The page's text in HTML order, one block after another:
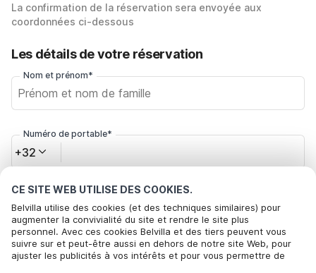
CE SITE WEB UTILISE DES COOKIES.
Belvilla utilise des cookies (et des techniques similaires) pour
augmenter la convivialité du site et rendre le site plus
personnel. Avec ces cookies Belvilla et des tiers peuvent vous
suivre sur et peut-être aussi en dehors de notre site Web, pour
ajuster les publicités à vos intérêts et pour vous permettre de
La confirmation de la réservation sera envoyée aux
coordonnées ci-dessous
Les détails de votre réservation
Nom et prénom*
Numéro de portable*
+32
Votre adresse e-mail*
Cliquez ici pour vous désabonner des offres de Belvilla. Vous
pouvez vous désinscrire à tout moment à l'avenir